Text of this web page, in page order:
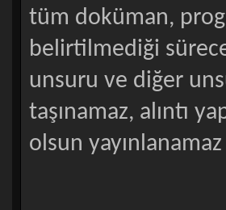
tüm doküman,
belirtilmediği
unsuru ve diğer
taşınamaz, alıntı
olsun